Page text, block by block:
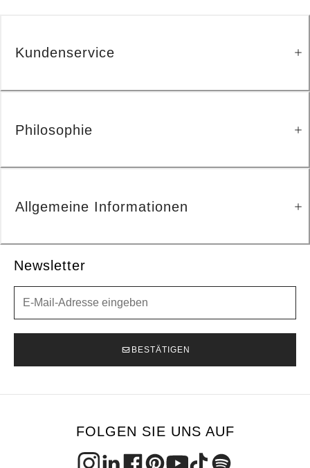
Newsletter
BESTÄTIGEN
Kundenservice
Philosophie
Allgemeine Informationen
FOLGEN SIE UNS AUF